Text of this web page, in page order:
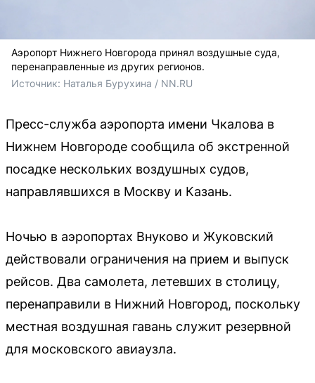
Аэропорт Нижнего Новгорода принял воздушные суда,
перенаправленные из других регионов.
Источник: Наталья Бурухина / NN.RU
Пресс-служба аэропорта имени Чкалова в
Нижнем Новгороде сообщила об экстренной
посадке нескольких воздушных судов,
направлявшихся в Москву и Казань.
Ночью в аэропортах Внуково и Жуковский
действовали ограничения на прием и выпуск
рейсов. Два самолета, летевших в столицу,
перенаправили в Нижний Новгород, поскольку
местная воздушная гавань служит резервной
для московского авиаузла.